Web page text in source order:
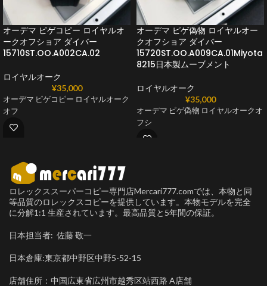
オーデマ ピゲコピー ロイヤルオ
ークオフショア ダイバー
15710ST.OO.A002CA.02
ロイヤルオーク
¥35,000
オーデマ ピゲコピー ロイヤルオーク
オフ
オーデマ ピゲ偽物 ロイヤルオー
クオフショア ダイバー
15720ST.OO.A009CA.01Miyota
8215日本製ムーブメント
ロイヤルオーク
¥35,000
オーデマ ピゲ偽物 ロイヤルオークオ
フシ
ロレックススーパーコピー専門店Mercari777.comでは、本物と同
等品質のロレックスコピーを提供しています。本物モデルを完全
に分解1:1 生産されています。最高品質と5年間の保証。
日本担当者: 佐藤 敬一
日本倉庫:東京都中野区中野5-52-15
店舗住所：中国広東省広州市越秀区站西路 A店舗